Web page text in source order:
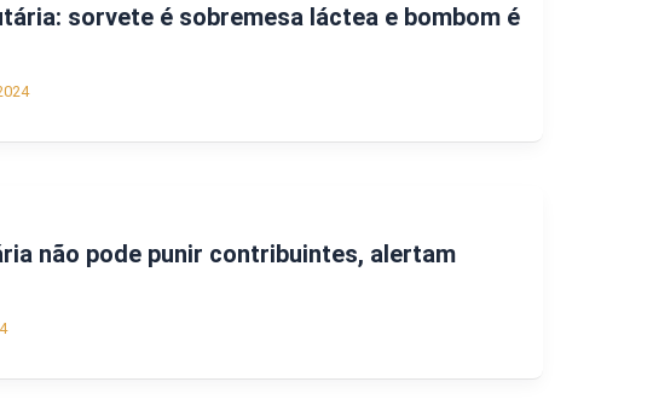
sorvete é sobremesa láctea e bombom é
não pode punir contribuintes, alertam